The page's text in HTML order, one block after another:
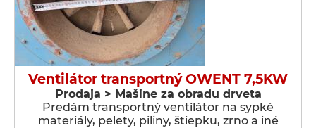
Ventilátor transportný OWENT 7,5KW
Prodaja > Мašine za obradu drveta
Predám transportný ventilátor na sypké
materiály, pelety, piliny, štiepku, zrno a iné